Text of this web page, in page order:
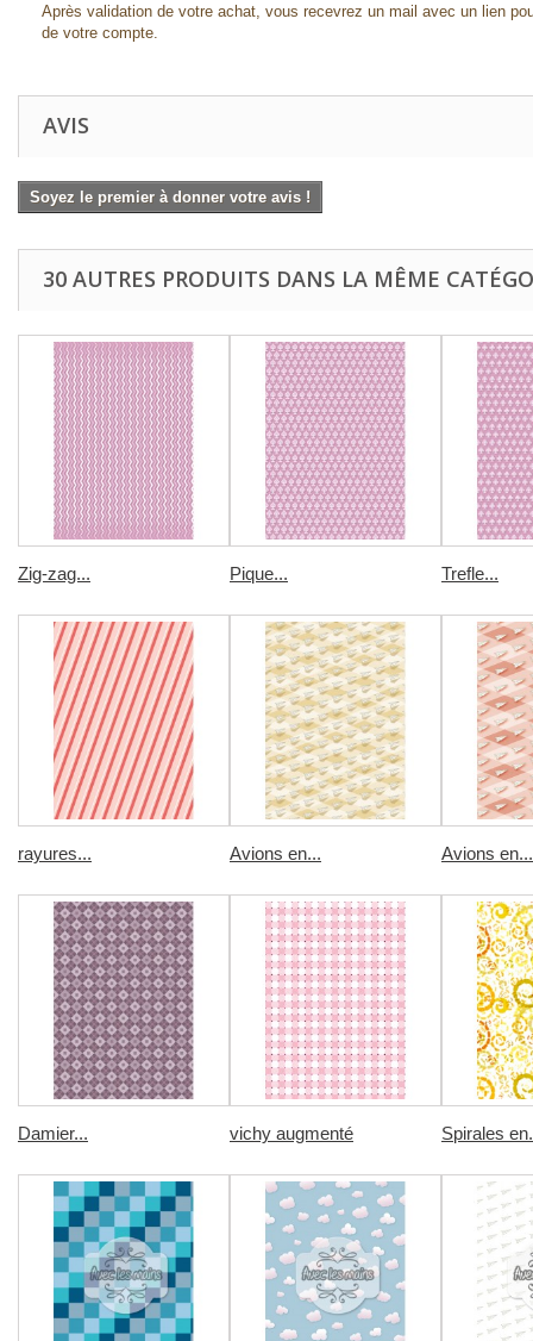
Après validation de votre achat, vous recevrez un mail avec un lien
de votre compte.
AVIS
Soyez le premier à donner votre avis !
30 AUTRES PRODUITS DANS LA MÊME
Zig-zag... Pique... Trefle...
rayures... Avions en... Avions en...
Damier... vichy augmenté Spirales